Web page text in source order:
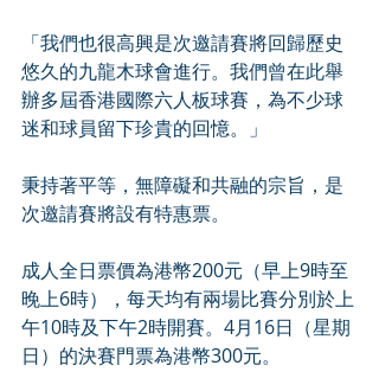
「我們也很高興是次邀請賽將回歸歷史
悠久的九龍木球會進行。我們曾在此舉
辦多屆香港國際六人板球賽，為不少球
迷和球員留下珍貴的回憶。」
秉持著平等，無障礙和共融的宗旨，是
次邀請賽將設有特惠票。
成人全日票價為港幣200元（早上9時至
晚上6時），每天均有兩場比賽分別於上
午10時及下午2時開賽。4月16日（星期
日）的決賽門票為港幣300元。